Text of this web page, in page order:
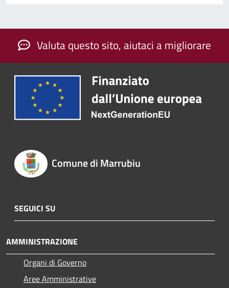
Valuta questo sito, aiutaci a migliorare
Comune di Marrubiu
SEGUICI SU
AMMINISTRAZIONE
Organi di Governo
Aree Amministrative